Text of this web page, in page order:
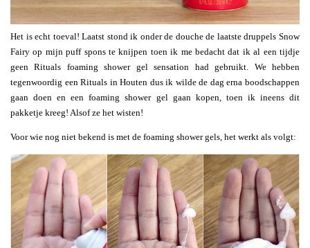
Het is echt toeval! Laatst stond ik onder de douche de laatste druppels Snow
Fairy op mijn puff spons te knijpen toen ik me bedacht dat ik al een tijdje
geen Rituals foaming shower gel sensation had gebruikt. We hebben
tegenwoordig een Rituals in Houten dus ik wilde de dag erna boodschappen
gaan doen en een foaming shower gel gaan kopen, toen ik ineens dit
pakketje kreeg! Alsof ze het wisten!
Voor wie nog niet bekend is met de foaming shower gels, het werkt als volgt: